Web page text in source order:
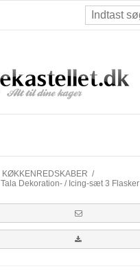
KØKKENREDSKABER /
Tala Dekoration- / Icing-sæt 3 Flasker